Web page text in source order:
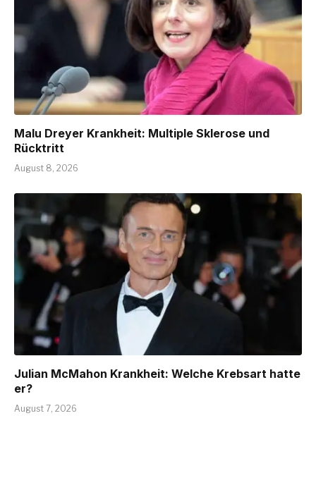
Malu Dreyer Krankheit: Multiple Sklerose und
Rücktritt
August 8, 2026
Julian McMahon Krankheit: Welche Krebsart hatte
er?
August 7, 2026